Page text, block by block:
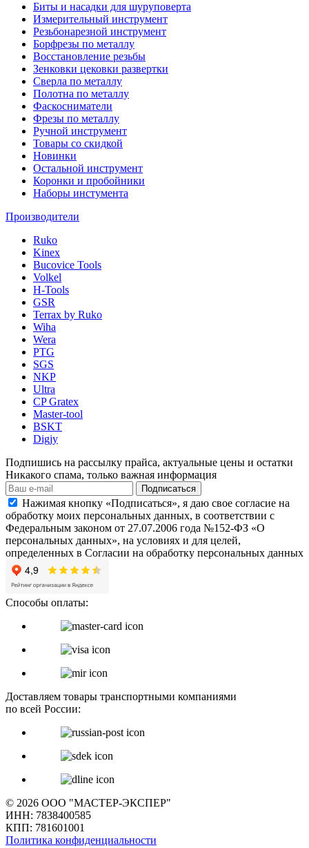
Биты и насадки для шуруповерта
Измерительный инструмент
Резьбонарезной инструмент
Борфрезы по металлу
Восстановление резьбы
Зенковки цековки развертки
Сверла по металлу
Полотна по металлу
Фаскосниматели
Фрезы по металлу
Ручной инструмент
Товары со скидкой
Новинки
Остальной инструмент
Коронки и пробойники
Наборы инстумента
Производители
Ruko
Kinex
Bucovice Tools
Volkel
H-Tools
GSR
Terrax by Ruko
Wiha
Wera
PTG
SGS
NKP
Ultra
CP Gratex
Master-tool
BSKT
Digjy
Подпишись на рассылку прайса, актуальные цены и остатки
Никакого спама, только важная информация
Подписаться
Нажимая кнопку «Подписаться», я даю свое согласие на
обработку моих персональных данных, в соответствии с
Федеральным законом от 27.07.2006 года №152-ФЗ «О
персональных данных», на условиях и для целей,
определенных в Согласии на обработку персональных данных
Способы оплаты:
Доставляем товары транспортными компаниями
по всей России:
© 2026 ООО "МАСТЕР-ЭКСПЕР"
ИНН: 7838400585
КПП: 781601001
Политика конфиденциальности